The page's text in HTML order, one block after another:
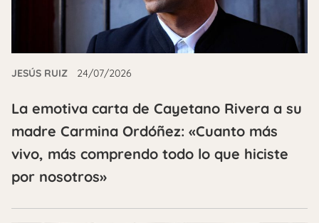
JESÚS RUIZ 24/07/2026
La emotiva carta de Cayetano Rivera a su
madre Carmina Ordóñez: «Cuanto más
vivo, más comprendo todo lo que hiciste
por nosotros»